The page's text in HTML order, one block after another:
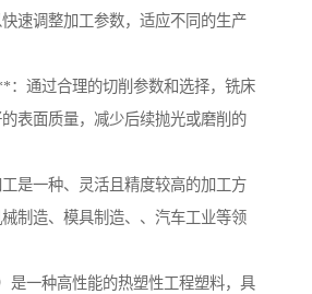
速调整加工参数，适应不同的生产
：通过合理的切削参数和选择，铣床
表面质量，减少后续抛光或磨削的
是一种、灵活且精度较高的加工方
制造、模具制造、、汽车工业等领
是一种高性能的热塑性工程塑料，具